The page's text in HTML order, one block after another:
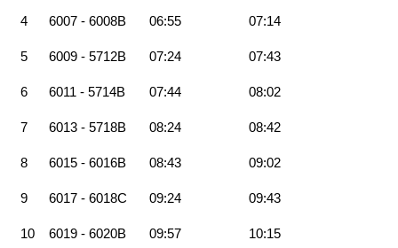
4 6007 - 6008B 06:55 07:14
5 6009 - 5712B 07:24 07:43
6 6011 - 5714B 07:44 08:02
7 6013 - 5718B 08:24 08:42
8 6015 - 6016B 08:43 09:02
9 6017 - 6018C 09:24 09:43
10 6019 - 6020B 09:57 10:15